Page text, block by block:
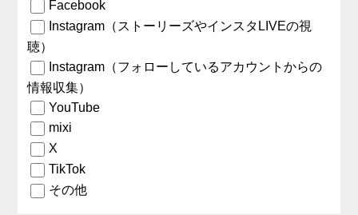
Facebook
Instagram（ストーリーズやインスタLIVEの視
聴）
Instagram（フォローしているアカウントからの
情報収集）
YouTube
mixi
X
TikTok
その他